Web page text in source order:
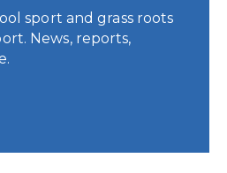
sport and grass roots
News, reports,